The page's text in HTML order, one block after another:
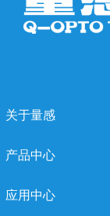
关于量感
产品中心
应用中心